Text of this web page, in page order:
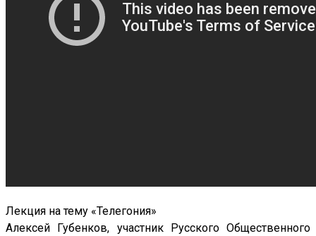
Лекция на тему «Телегония»
Алексей Губенков, участник Русского Общественного